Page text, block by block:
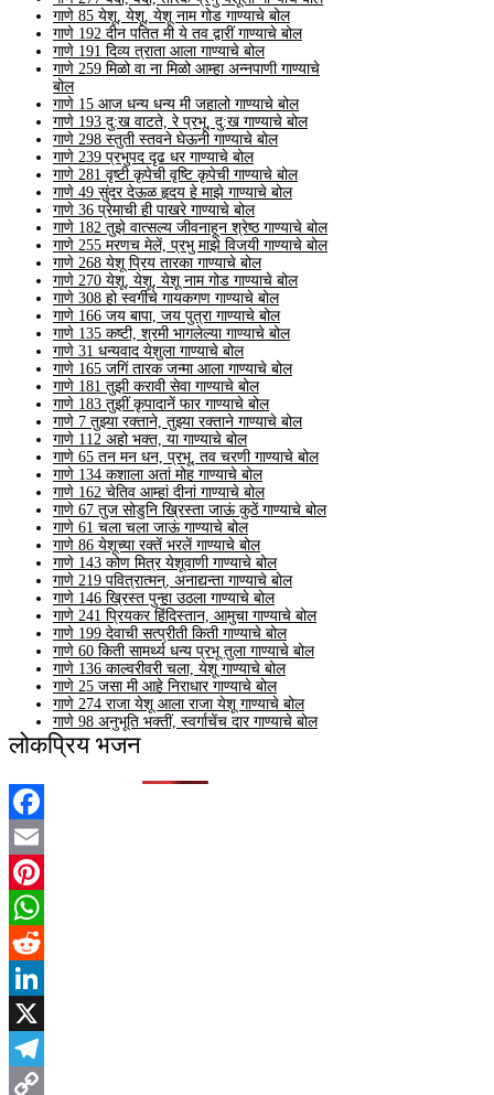
गाणे 85 येशू, येशू, येशू नाम गोड गाण्याचे बोल
गाणे 192 दीन पतित मी ये तव द्वारीं गाण्याचे बोल
गाणे 191 दिव्य त्राता आला गाण्याचे बोल
गाणे 259 मिळो वा ना मिळो आम्हा अन्नपाणी गाण्याचे
बोल
गाणे 15 आज धन्य धन्य मी जहालो गाण्याचे बोल
गाणे 193 दु:ख वाटते, रे प्रभू, दु:ख गाण्याचे बोल
गाणे 298 स्तुती स्तवने घेऊनी गाण्याचे बोल
गाणे 239 प्रभुपद दृढ धर गाण्याचे बोल
गाणे 281 वृष्टी कृपेची वृष्टि कृपेची गाण्याचे बोल
गाणे 49 सुंदर देऊळ हृदय हे माझे गाण्याचे बोल
गाणे 36 प्रेमाची ही पाखरे गाण्याचे बोल
गाणे 182 तुझे वात्सल्य जीवनाहून श्रेष्ठ गाण्याचे बोल
गाणे 255 मरणच मेलें, प्रभु माझे विजयी गाण्याचे बोल
गाणे 268 येशू प्रिय तारका गाण्याचे बोल
गाणे 270 येशू, येशू, येशू नाम गोड गाण्याचे बोल
गाणे 308 हो स्वर्गीचे गायकगण गाण्याचे बोल
गाणे 166 जय बापा, जय पुत्रा गाण्याचे बोल
गाणे 135 कष्टी, श्रमी भागलेल्या गाण्याचे बोल
गाणे 31 धन्यवाद येशुला गाण्याचे बोल
गाणे 165 जगिं तारक जन्मा आला गाण्याचे बोल
गाणे 181 तुझी करावी सेवा गाण्याचे बोल
गाणे 183 तुझीं कृपादानें फार गाण्याचे बोल
गाणे 7 तुझ्या रक्ताने, तुझ्या रक्ताने गाण्याचे बोल
गाणे 112 अहो भक्त, या गाण्याचे बोल
गाणे 65 तन मन धन, प्रभू, तव चरणी गाण्याचे बोल
गाणे 134 कशाला अतां मोह गाण्याचे बोल
गाणे 162 चेतिव आम्हां दीनां गाण्याचे बोल
गाणे 67 तुज सोडुनि ख्रिस्ता जाऊं कुठें गाण्याचे बोल
गाणे 61 चला चला जाऊं गाण्याचे बोल
गाणे 86 येशूच्या रक्तें भरलें गाण्याचे बोल
गाणे 143 कोण मित्र येशूवाणी गाण्याचे बोल
गाणे 219 पवित्रात्मन्, अनाद्यन्ता गाण्याचे बोल
गाणे 146 ख्रिस्त पुन्हा उठला गाण्याचे बोल
गाणे 241 प्रियकर हिंदिस्तान, आमुचा गाण्याचे बोल
गाणे 199 देवाची सत्प्रीती किती गाण्याचे बोल
गाणे 60 किती सामर्थ्य धन्य प्रभू तुला गाण्याचे बोल
गाणे 136 काल्वरीवरी चला, येशू गाण्याचे बोल
गाणे 25 जसा मी आहे निराधार गाण्याचे बोल
गाणे 274 राजा येशू आला राजा येशू गाण्याचे बोल
गाणे 98 अनुभूति भक्तीं, स्वर्गाचेंच दार गाण्याचे बोल
लोकप्रिय भजन
Facebook
Email
Pinterest
WhatsApp
Reddit
LinkedIn
X
Telegram